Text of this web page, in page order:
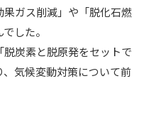
ガス削減」や「脱化石燃
した。
脱炭素と脱原発をセットで
気候変動対策について前